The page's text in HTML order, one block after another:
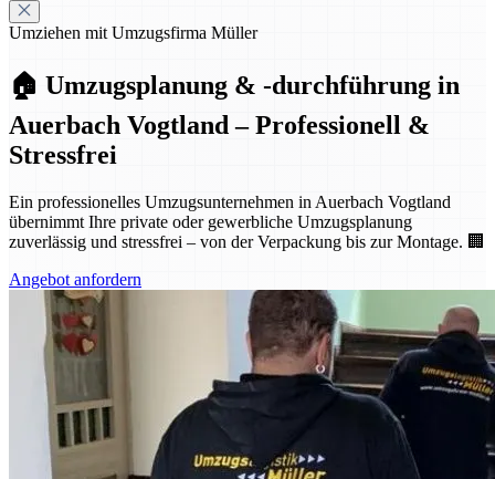
Umziehen mit Umzugsfirma Müller
🏠 Umzugsplanung & -durchführung in
Auerbach Vogtland – Professionell &
Stressfrei
Ein professionelles Umzugsunternehmen in Auerbach Vogtland
übernimmt Ihre private oder gewerbliche Umzugsplanung
zuverlässig und stressfrei – von der Verpackung bis zur Montage. 🏢
Angebot anfordern